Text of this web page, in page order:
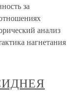
за
анализ
нагнетания